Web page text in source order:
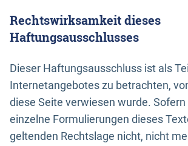
Rechtswirksamkeit dieses
Haftungsausschlusses
Dieser Haftungsausschluss ist als
Internetangebotes zu betrachten,
diese Seite verwiesen wurde. Sofern
einzelne Formulierungen dieses
geltenden Rechtslage nicht, nicht